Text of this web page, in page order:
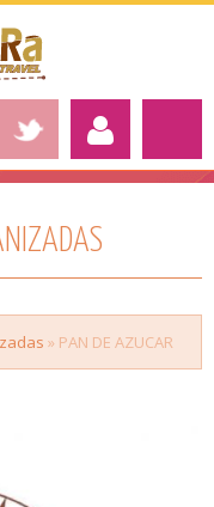
» PAN DE AZUCAR